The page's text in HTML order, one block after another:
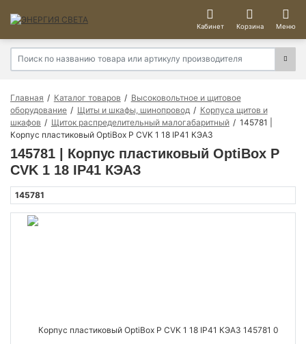
Кабинет Корзина Меню
Главная Каталог товаров
Высоковольтное и щитовое
оборудование
Щиты и шкафы, шинопровод
Корпуса щитов и
шкафов
Щиток распределительный малогабаритный
145781 |
Корпус пластиковый OptiBox P CVK 1 18 IP41 КЭАЗ
145781 | Корпус пластиковый OptiBox P
CVK 1 18 IP41 КЭАЗ
145781